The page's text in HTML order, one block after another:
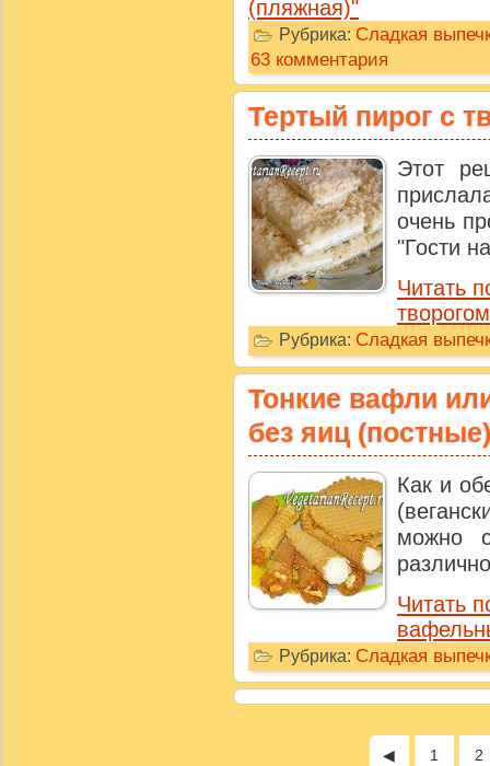
(пляжная)"
Рубрика: Сладкая
63 комментария
Тертый пирог с
Этот
очень
"Гости
Читать
Рубрика: Сладкая
Тонкие вафли
без яиц (постные)
Как и
можно
Читать
Рубрика: Сладкая
◀ 1 2